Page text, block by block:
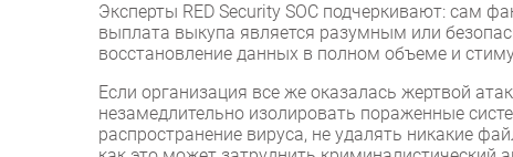
Эксперты RED Security SOC подчеркивают: сам
выплата выкупа является разумным или
восстановление данных в полном объеме и
Если организация все же оказалась жертвой
незамедлительно изолировать пораженные
распространение вируса, не удалять никакие